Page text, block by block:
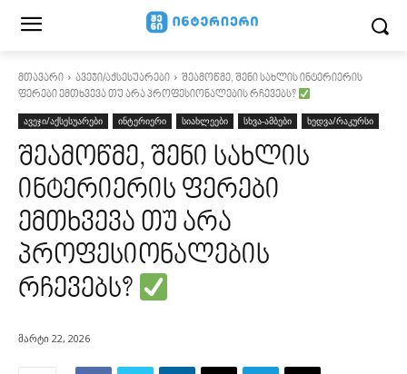
მთავარი ავეჯი/აქსესუარები
შეამოწმე, შენი სახლის ინტერიერის
ფერები ემთხვევა თუ არა პროფესიონალების რჩევებს?
ავეჯი/აქსესუარები ინტერიერი სიახლეები სხვა-ამბები ხედვა/რაკურსი
შეამოწმე, შენი სახლის
ინტერიერის ფერები
ემთხვევა თუ არა
პროფესიონალების
რჩევებს?
მარტი 22, 2026